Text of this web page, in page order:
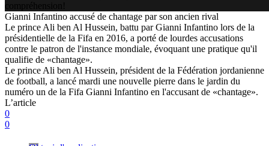
compréhension!
Gianni Infantino accusé de chantage par son ancien rival
Le prince Ali ben Al Hussein, battu par Gianni Infantino lors de la
présidentielle de la Fifa en 2016, a porté de lourdes accusations
contre le patron de l'instance mondiale, évoquant une pratique qu'il
qualifie de «chantage».
Le prince Ali ben Al Hussein, président de la Fédération jordanienne
de football, a lancé mardi une nouvelle pierre dans le jardin du
numéro un de la Fifa Gianni Infantino en l'accusant de «chantage».
L’article
0
0